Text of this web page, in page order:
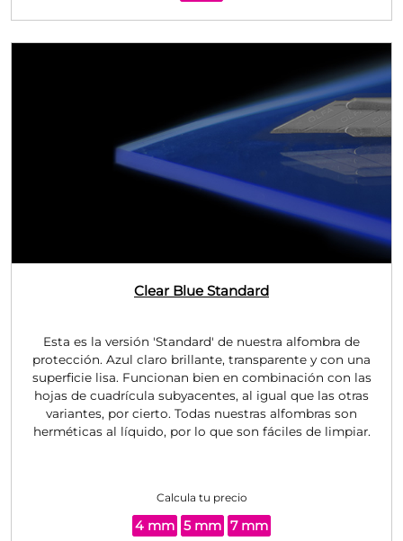
Clear Blue Standard
Esta es la versión 'Standard' de nuestra alfombra de
protección. Azul claro brillante, transparente y con una
superficie lisa. Funcionan bien en combinación con las
hojas de cuadrícula subyacentes, al igual que las otras
variantes, por cierto. Todas nuestras alfombras son
herméticas al líquido, por lo que son fáciles de limpiar.
Calcula tu precio
4 mm 5 mm 7 mm